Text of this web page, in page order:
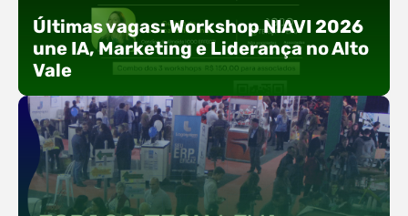
Últimas vagas: Workshop NIAVI 2026
une IA, Marketing e Liderança no Alto
Vale